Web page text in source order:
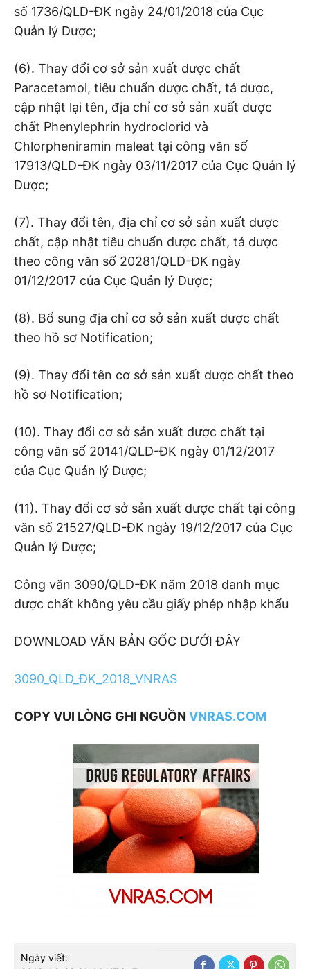
số 1736/QLD-ĐK ngày 24/01/2018 của Cục
Quản lý Dược;
(6). Thay đổi cơ sở sản xuất dược chất
Paracetamol, tiêu chuẩn dược chất, tá dược,
cập nhật lại tên, địa chỉ cơ sở sản xuất dược
chất Phenylephrin hydroclorid và
Chlorpheniramin maleat tại công văn số
17913/QLD-ĐK ngày 03/11/2017 của Cục Quản lý
Dược;
(7). Thay đổi tên, địa chỉ cơ sở sản xuất dược
chất, cập nhật tiêu chuẩn dược chất, tá dược
theo công văn số 20281/QLD-ĐK ngày
01/12/2017 của Cục Quản lý Dược;
(8). Bổ sung địa chỉ cơ sở sản xuất dược chất
theo hồ sơ Notification;
(9). Thay đổi tên cơ sở sản xuất dược chất theo
hồ sơ Notification;
(10). Thay đổi cơ sở sản xuất dược chất tại
công văn số 20141/QLD-ĐK ngày 01/12/2017
của Cục Quản lý Dược;
(11). Thay đổi cơ sở sản xuất dược chất tại công
văn số 21527/QLD-ĐK ngày 19/12/2017 của Cục
Quản lý Dược;
Công văn 3090/QLD-ĐK năm 2018 danh mục
dược chất không yêu cầu giấy phép nhập khẩu
DOWNLOAD VĂN BẢN GỐC DƯỚI ĐÂY
3090_QLD_ĐK_2018_VNRAS
COPY VUI LÒNG GHI NGUỒN VNRAS.COM
Ngày viết: